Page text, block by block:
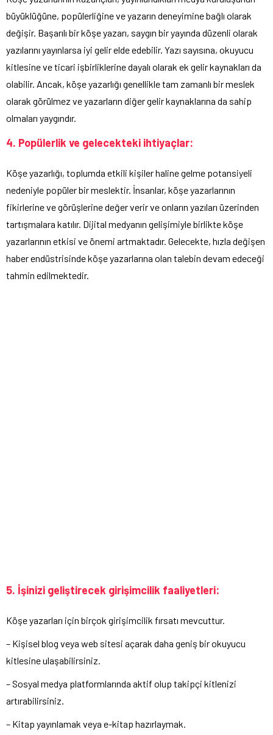
büyüklüğüne, popülerliğine ve yazarın deneyimine bağlı olarak
değişir. Başarılı bir köşe yazarı, saygın bir yayında düzenli olarak
yazılarını yayınlarsa iyi gelir elde edebilir. Yazı sayısına, okuyucu
kitlesine ve ticari işbirliklerine dayalı olarak ek gelir kaynakları da
olabilir. Ancak, köşe yazarlığı genellikle tam zamanlı bir meslek
olarak görülmez ve yazarların diğer gelir kaynaklarına da sahip
olmaları yaygındır.
4. Popülerlik ve gelecekteki ihtiyaçlar:
Köşe yazarlığı, toplumda etkili kişiler haline gelme potansiyeli
nedeniyle popüler bir meslektir. İnsanlar, köşe yazarlarının
fikirlerine ve görüşlerine değer verir ve onların yazıları üzerinden
tartışmalara katılır. Dijital medyanın gelişimiyle birlikte köşe
yazarlarının etkisi ve önemi artmaktadır. Gelecekte, hızla değişen
haber endüstrisinde köşe yazarlarına olan talebin devam edeceği
tahmin edilmektedir.
5. İşinizi geliştirecek girişimcilik faaliyetleri:
Köşe yazarları için birçok girişimcilik fırsatı mevcuttur.
– Kişisel blog veya web sitesi açarak daha geniş bir okuyucu
kitlesine ulaşabilirsiniz.
– Sosyal medya platformlarında aktif olup takipçi kitlenizi
artırabilirsiniz.
– Kitap yayınlamak veya e-kitap hazırlaymak.